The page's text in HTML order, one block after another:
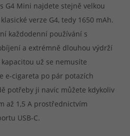
G4 Mini najdete stejně velkou
verze G4, tedy 1650 mAh.
každodenní používání s
a extrémně dlouhou výdrží
už se nemusíte
e-cigareta po pár potazích
potřeby ji navíc můžete kdykoliv
až 1,5 A prostřednictvím
USB-C.